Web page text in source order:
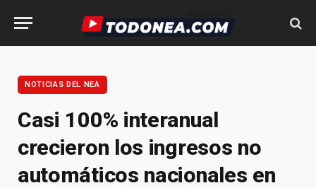
NOTICIAS DEL NEA
Casi 100% interanual
crecieron los ingresos no
automáticos nacionales en